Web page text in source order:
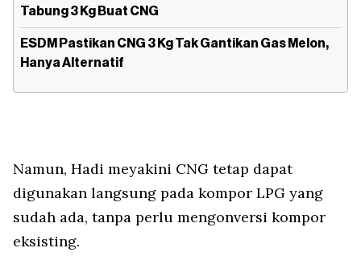
Tabung 3 Kg Buat CNG
ESDM Pastikan CNG 3 Kg Tak Gantikan Gas Melon,
Hanya Alternatif
Namun, Hadi meyakini CNG tetap dapat
digunakan langsung pada kompor LPG yang
sudah ada, tanpa perlu mengonversi kompor
eksisting.